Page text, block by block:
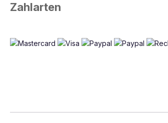
Zahlarten